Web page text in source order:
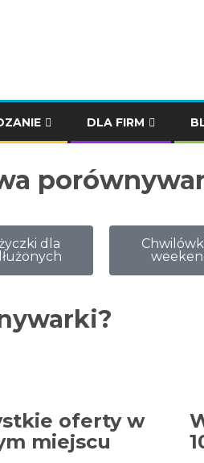
DLA FIRM
dla
oferty w
miejscu